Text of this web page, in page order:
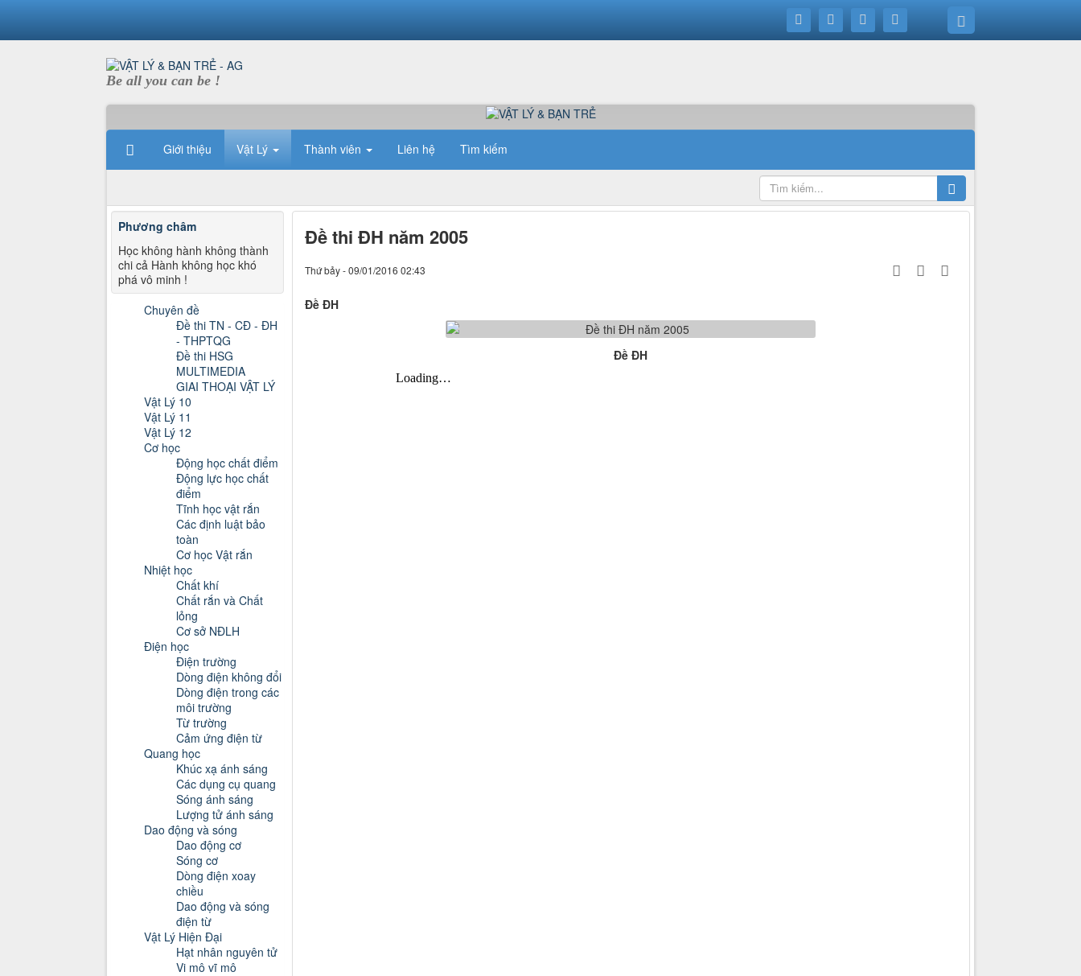
Be all you can be !
Giới thiệu Vật Lý Thành viên Liên hệ Tìm kiếm
Đề thi ĐH năm 2005
Thứ bảy - 09/01/2016 02:43
Đề ĐH
Đề ĐH
Phương châm
Học không hành không thành
chi cả Hành không học khó
phá vô minh !
Chuyên đề
Đề thi TN - CĐ - ĐH
- THPTQG
Đề thi HSG
MULTIMEDIA
GIAI THOẠI VẬT LÝ
Vật Lý 10
Vật Lý 11
Vật Lý 12
Cơ học
Động học chất điểm
Động lực học chất
điểm
Tĩnh học vật rắn
Các định luật bảo
toàn
Cơ học Vật rắn
Nhiệt học
Chất khí
Chất rắn và Chất
lỏng
Cơ sở NĐLH
Điện học
Điện trường
Dòng điện không đổi
Dòng điện trong các
môi trường
Từ trường
Cảm ứng điện từ
Quang học
Khúc xạ ánh sáng
Các dụng cụ quang
Sóng ánh sáng
Lượng tử ánh sáng
Dao động và sóng
Dao động cơ
Sóng cơ
Dòng điện xoay
chiều
Dao động và sóng
điện từ
Vật Lý Hiện Đại
Hạt nhân nguyên tử
Vi mô vĩ mô